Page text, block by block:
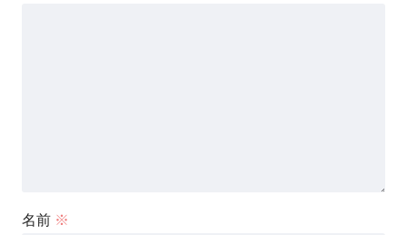
名前 ※